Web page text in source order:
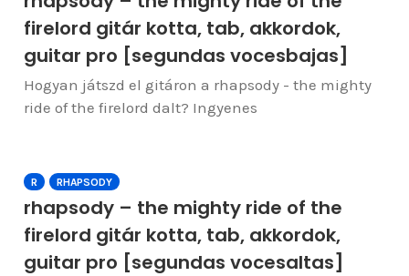
firelord gitár kotta, tab, akkordok,
guitar pro [segundas vocesbajas]
Hogyan játszd el gitáron a rhapsody - the mighty
ride of the firelord dalt? Ingyenes
R RHAPSODY
rhapsody – the mighty ride of the
firelord gitár kotta, tab, akkordok,
guitar pro [segundas vocesaltas]